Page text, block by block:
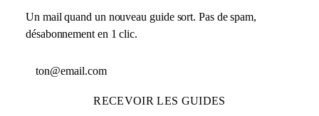
Un mail quand un nouveau guide sort. Pas de spam,
désabonnement en 1 clic.
RECEVOIR LES GUIDES